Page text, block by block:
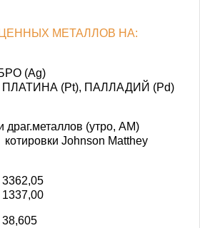
МЕТАЛЛОВ НА:
(Ag)
ПЛАТИНА (Pt), ПАЛЛАДИЙ (Pd)
драг.металлов (утро, АМ)
котировки Johnson Matthey
3362,05
1337,00
38,605